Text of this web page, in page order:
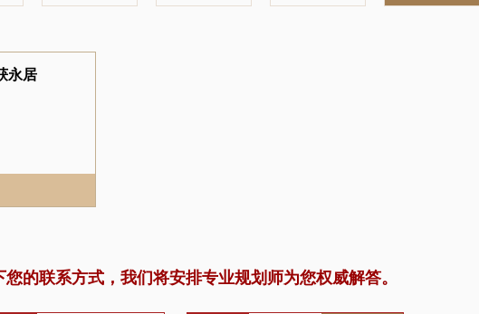
永居
的联系方式，我们将安排专业规划师为您权威解答。